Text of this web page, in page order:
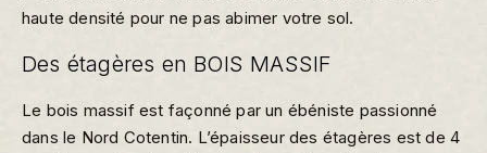
haute densité pour ne pas abimer votre sol.
Des étagères en BOIS MASSIF
Le bois massif est façonné par un ébéniste passionné
dans le Nord Cotentin. L’épaisseur des étagères est de 4